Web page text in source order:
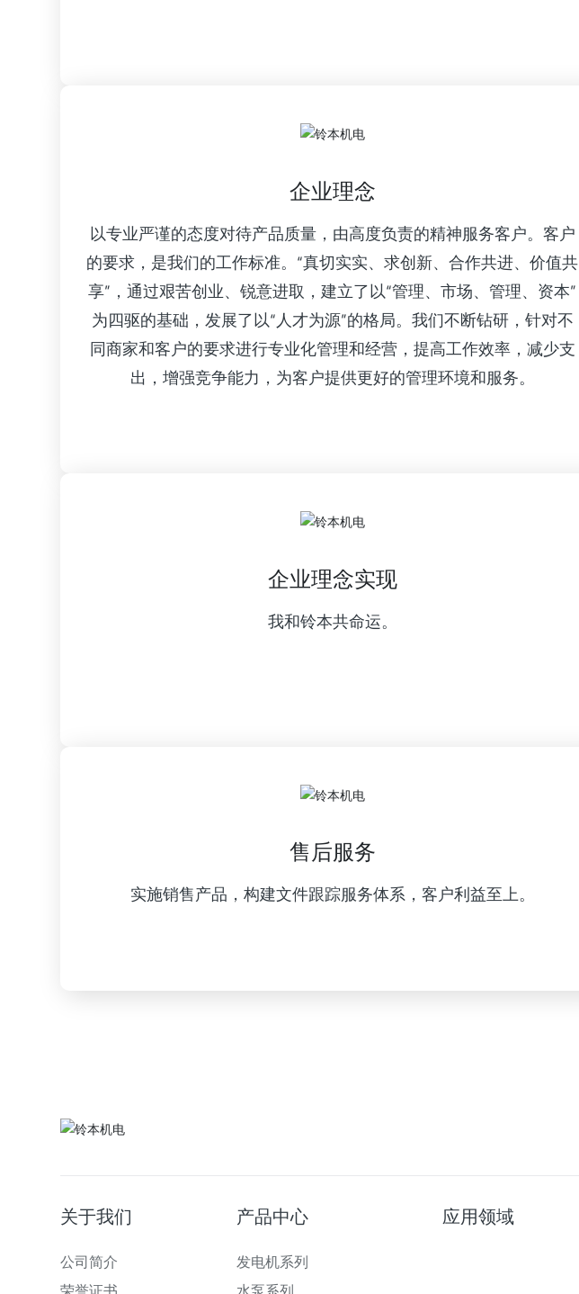
企业理念
以专业严谨的态度对待产品质量，由高度负责的精神服务客户。客户
的要求，是我们的工作标准。“真切实实、求创新、合作共进、价值共
享”，通过艰苦创业、锐意进取，建立了以“管理、市场、管理、资本”
为四驱的基础，发展了以“人才为源”的格局。我们不断钻研，针对不
同商家和客户的要求进行专业化管理和经营，提高工作效率，减少支
出，增强竞争能力，为客户提供更好的管理环境和服务。
企业理念实现
我和铃本共命运。
售后服务
实施销售产品，构建文件跟踪服务体系，客户利益至上。
关于我们
公司简介
产品中心
发电机系列
应用领域